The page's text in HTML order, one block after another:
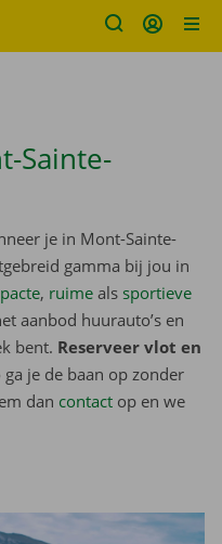
Sainte-
je in Mont-Sainte-
gamma bij jou in
, ruime als sportieve
aanbod huurauto’s en
bent. Reserveer vlot en
ga je de baan op zonder
dan contact op en we